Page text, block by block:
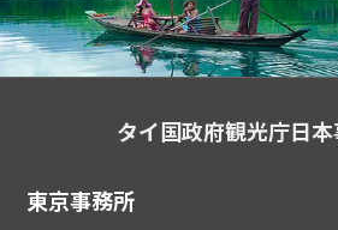
タイ国政府観光庁日
東京事務所